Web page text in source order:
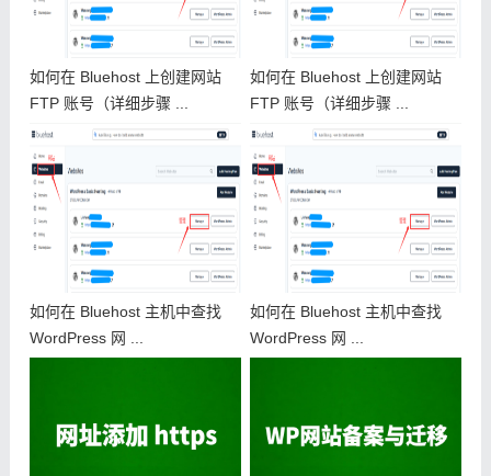
如何在 Bluehost 上创建网站
FTP 账号（详细步骤 ...
如何在 Bluehost 上创建网站
FTP 账号（详细步骤 ...
如何在 Bluehost 主机中查找
WordPress 网 ...
如何在 Bluehost 主机中查找
WordPress 网 ...